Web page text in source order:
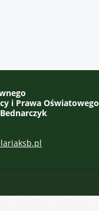
i Prawa Oświatowego